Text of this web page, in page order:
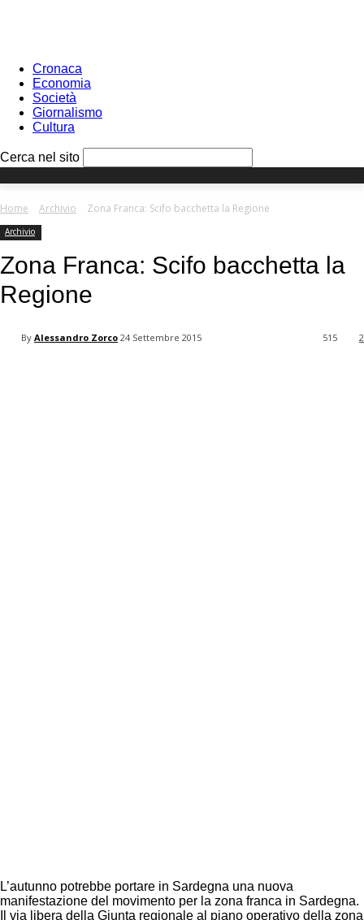
Cronaca
Economia
Società
Giornalismo
Cultura
your password
Cerca nel sito
Home Archivio Zona Franca: Scifo bacchetta la Regione
Archivio
Zona Franca: Scifo bacchetta la
Regione
By Alessandro Zorco 24 Settembre 2015 2
515
L’autunno potrebbe portare in Sardegna una nuova
manifestazione del movimento per la zona franca in Sardegna.
Il via libera della Giunta regionale al piano operativo della zona